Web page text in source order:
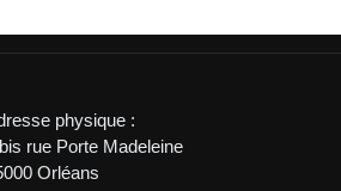
physique :
rue Porte Madeleine
Orléans